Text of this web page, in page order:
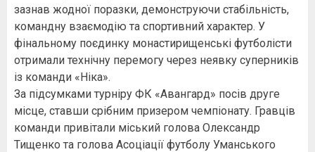
зазнав жодної поразки, демонструючи стабільність,
командну взаємодію та спортивний характер. У
фінальному поєдинку монастирищенські футболісти
отримали технічну перемогу через неявку суперників
із команди «Ніка».
За підсумками турніру ФК «Авангард» посів друге
місце, ставши срібним призером чемпіонату. Гравців
команди привітали міський голова Олександр
Тищенко та голова Асоціації футболу Уманського